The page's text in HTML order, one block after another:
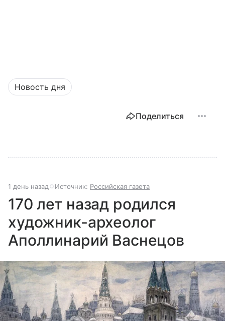
Новость дня
Поделиться
1 день назад Источник: Российская газета
170 лет назад родился
художник-археолог
Аполлинарий Васнецов